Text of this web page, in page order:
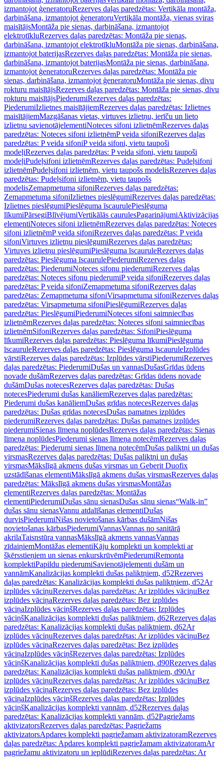
izmantojot ģeneratoruRezerves daļas paredzētas: Vertikāla montāža,
darbināšana, izmantojot ģeneratoruVertikāla montāža, vienas sviras
maisītājsMontāža pie sienas, darbināšana, izmantojot
elektrotīkluRezerves daļas paredzētas: Montāža pie sienas,
darbināšana, izmantojot elektrotīkluMontāža pie sienas, darbināšana,
izmantojot baterijasRezerves daļas paredzētas: Montāža pie sienas,
darbināšana, izmantojot baterijasMontāža pie sienas, darbināšana,
izmantojot ģeneratoruRezerves daļas paredzētas: Montāža pie
sienas, darbināšana, izmantojot ģeneratoruMontāža pie sienas, divu
rokturu maisītājsRezerves daļas paredzētas: Montāža pie sienas, divu
rokturu maisītājsPiederumiRezerves daļas paredzētas:
PiederumiIzlietnes maisītājiemRezerves daļas paredzētas: Izlietnes
maisītājiemMazgāšanas vietas, virtuves izlietņu, ierīču un lieto
izlietņu savienotājelementiNoteces sifoni izlietnēmRezerves daļas
paredzētas: Noteces sifoni izlietnēmP veida sifoniRezerves daļas
paredzētas: P veida sifoniP veida sifoni, vietu taupoši
modeļiRezerves daļas paredzētas: P veida sifoni, vietu taupoši
modeļiPudeļsifoni izlietnēmRezerves daļas paredzētas: Pudeļsifoni
izlietnēmPudeļsifoni izlietnēm, vietu taupošs modelisRezerves daļas
paredzētas: Pudeļsifoni izlietnēm, vietu taupošs
modelisZemapmetuma sifoniRezerves daļas paredzētas:
Zemapmetuma sifoniIzlietnes pieslēgumiRezerves daļas paredzētas:
Izlietnes pieslēgumiPieslēguma īscaurulePieslēguma
līkumiPārsegiBlīvējumiVertikālās caurulesPagarinājumiAktivizācijas
elementiNoteces sifoni izlietnēmRezerves daļas paredzētas: Noteces
sifoni izlietnēmP veida sifoniRezerves daļas paredzētas: P veida
sifoniVirtuves izlietņu pieslēgumiRezerves daļas paredzētas:
Virtuves izlietņu pieslēgumiPieslēguma īscauruleRezerves daļas
paredzētas: Pieslēguma īscaurulePiederumiRezerves daļas
paredzētas: PiederumiNoteces sifonu piederumiRezerves daļas
paredzētas: Noteces sifonu piederumiP veida sifoniRezerves daļas
paredzētas: P veida sifoniZemapmetuma sifoniRezerves daļas
paredzētas: Zemapmetuma sifoniVirsapmetuma sifoniRezerves daļas
paredzētas: Virsapmetuma sifoniPieslēgumiRezerves daļas
paredzētas: PieslēgumiPiederumiNoteces sifoni saimniecības
izlietnēmRezerves daļas paredzētas: Noteces sifoni saimniecības
izlietnēmSifoniRezerves daļas paredzētas: SifoniPieslēguma
līkumiRezerves daļas paredzētas: Pieslēguma līkumiPieslēguma
īscauruleRezerves daļas paredzētas: Pieslēguma īscauruleIzplūdes
vārstiRezerves daļas paredzētas: Izplūdes vārstiPiederumiRezerves
daļas paredzētas: PiederumiDušas un vannasDušasGrīdas ūdens
novade dušāmRezerves daļas paredzētas: Grīdas ūdens novade
dušāmDušas notecesRezerves daļas paredzētas: Dušas
notecesPiederumi dušas kanāliemRezerves daļas paredzētas:
Piederumi dušas kanāliemDušas grīdas notecesRezerves daļas
paredzētas: Dušas grīdas notecesDušas pamatnes izplūdes
piederumiRezerves daļas paredzētas: Dušas pamatnes izplūdes
piederumiSienas līmeņa noplūdesRezerves daļas paredzētas: Sienas
līmeņa noplūdesPiederumi sienas līmeņa notecēmRezerves daļas
paredzētas: Piederumi sienas līmeņa notecēmDušas paliktņi un dušas
virsmasRezerves daļas paredzētas: Dušas paliktņi un dušas
virsmasMākslīgā akmens dušas virsmas un Geberit Duofix
uzstādīšanas elementiMākslīgā akmens dušas virsmasRezerves daļas
paredzētas: Mākslīgā akmens dušas virsmasMontāžas
elementiRezerves daļas paredzētas: Montāžas
elementiPiederumiDušas sānu sienasDušas sānu sienas“Walk-in”
dušas sānu sienasVannu atdalīšanas elementiDušas
durvisPiederumiNišas novietošanas kārbas dušāmNišas
novietošanas kārbasPiederumiVannasVannas no sanitārā
akrilaTaisnstūra vannasMākslīgā akmens vannasVannas
zīdaiņiemMontāžas elementiKāju komplekti un komplekti ar
šķērsstieņiem un sienas enkurskrūvēmPiederumiRemonta
komplektiPapildu piederumiSavienotājelementi dušām un
vannāmKanalizācijas komplekti dušas paliktņiem, d52Rezerves
daļas paredzētas: Kanalizācijas komplekti dušas paliktņiem, d52Ar
izplūdes vāciņuRezerves daļas paredzētas: Ar izplūdes vāciņuBez
izplūdes vāciņaRezerves daļas paredzētas: Bez izplūdes
vāciņaIzplūdes vāciņšRezerves daļas paredzētas: Izplūdes
vāciņšKanalizācijas komplekti dušas paliktņiem, d62Rezerves daļas
paredzētas: Kanalizācijas komplekti dušas paliktņiem, d62Ar
izplūdes vāciņuRezerves daļas paredzētas: Ar izplūdes vāciņuBez
izplūdes vāciņaRezerves daļas paredzētas: Bez izplūdes
vāciņaIzplūdes vāciņšRezerves daļas paredzētas: Izplūdes
vāciņšKanalizācijas komplekti dušas paliktņiem, d90Rezerves daļas
paredzētas: Kanalizācijas komplekti dušas paliktņiem, d90Ar
izplūdes vāciņuRezerves daļas paredzētas: Ar izplūdes vāciņuBez
izplūdes vāciņaRezerves daļas paredzētas: Bez izplūdes
vāciņaIzplūdes vāciņšRezerves daļas paredzētas: Izplūdes
vāciņšKanalizācijas komplekti vannām, d52Rezerves daļas
paredzētas: Kanalizācijas komplekti vannām, d52Pagriežams
aktivizatorsRezerves daļas paredzētas: Pagriežams
aktivizatorsApdares komplekti pagriežamam aktivizatoramRezerves
daļas paredzētas: Apdares komplekti pagriežamam aktivizatoramAr
pagriežamu aktivizatoru un ieplūdiRezerves daļas paredzētas: Ar